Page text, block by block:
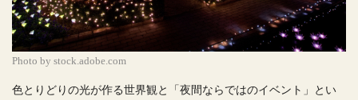
Photo by stock.adobe.com
色とりどりの光が作る世界観と「夜間ならではのイベント」とい